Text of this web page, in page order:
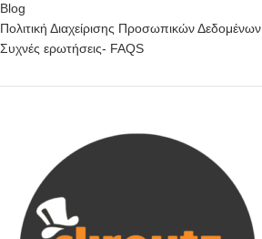
Blog
Πολιτική Διαχείρισης Προσωπικών Δεδομένων
Συχνές ερωτήσεις- FAQS